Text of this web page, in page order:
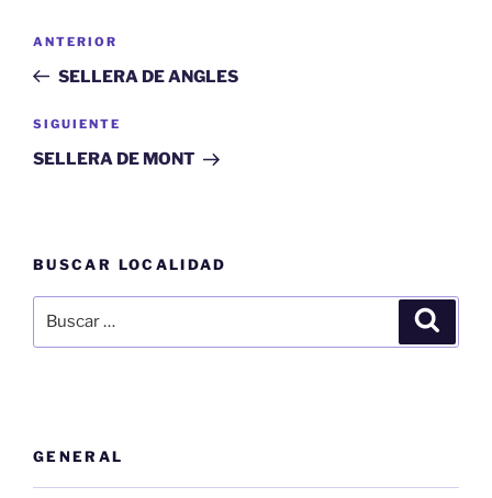
entradas
Entrada
anterior:
ANTERIOR
SELLERA DE ANGLES
Siguiente
entrada
SIGUIENTE
SELLERA DE MONT
BUSCAR LOCALIDAD
por:
GENERAL